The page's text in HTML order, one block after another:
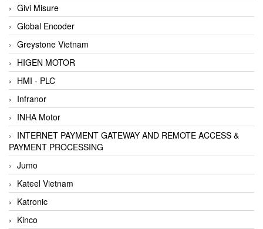
Givi Misure
Global Encoder
Greystone Vietnam
HIGEN MOTOR
HMI - PLC
Infranor
INHA Motor
INTERNET PAYMENT GATEWAY AND REMOTE ACCESS &
PAYMENT PROCESSING
Jumo
Kateel Vietnam
Katronic
Kinco